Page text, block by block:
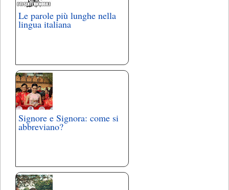
Le parole più lunghe nella
lingua italiana
Signore e Signora: come si
abbreviano?